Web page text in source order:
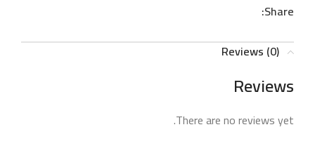
Share:
Reviews (0)
Reviews
There are no reviews yet.